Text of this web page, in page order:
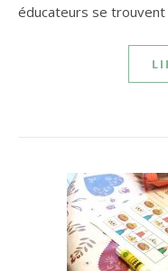
éducateurs se